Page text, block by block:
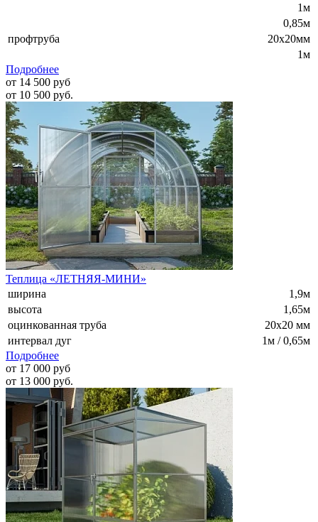
1м
0,85м
профтруба
20х20мм
1м
Подробнее
от 14 500 руб
от 10 500 руб.
Теплица «ЛЕТНЯЯ-МИНИ»
ширина
1,9м
высота
1,65м
оцинкованная труба
20х20 мм
интервал дуг
1м / 0,65м
Подробнее
от 17 000 руб
от 13 000 руб.